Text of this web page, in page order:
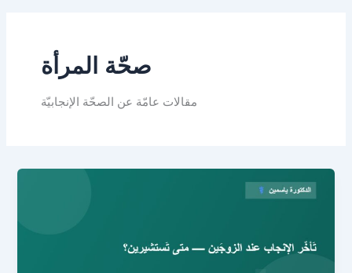
صحّة المرأة
مقالات عامّة عن الصحّة الإنجابيّة